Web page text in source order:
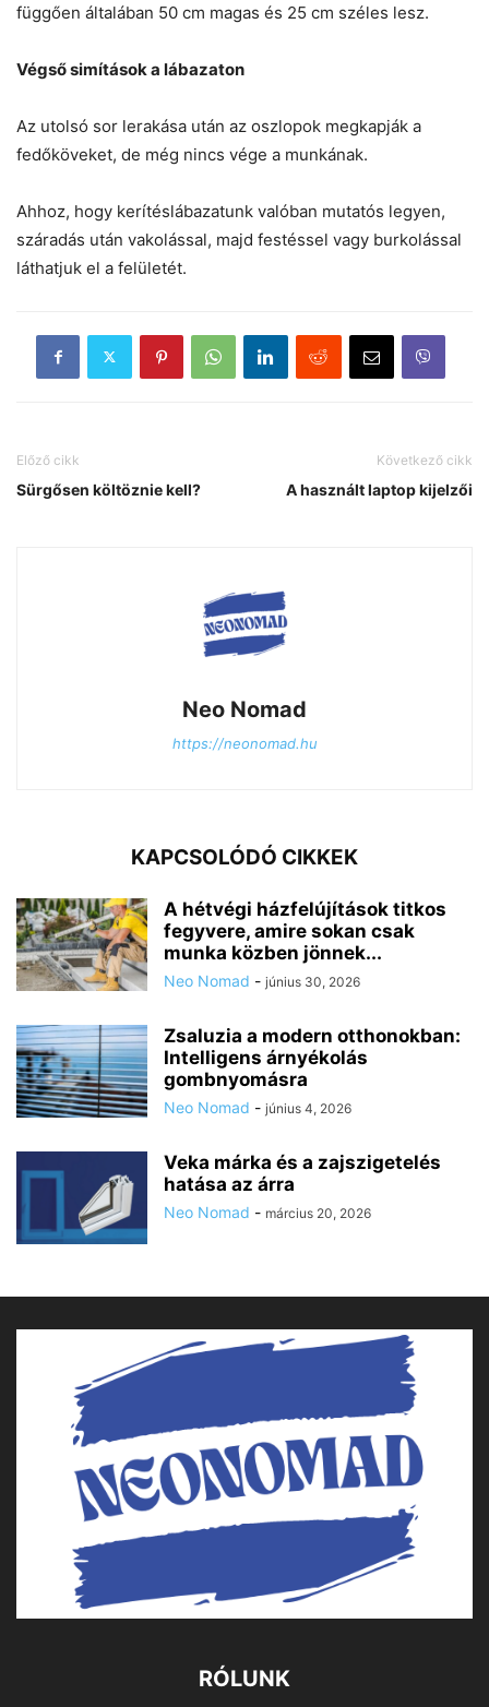
függően általában 50 cm magas és 25 cm széles lesz.
Végső simítások a lábazaton
Az utolsó sor lerakása után az oszlopok megkapják a
fedőköveket, de még nincs vége a munkának.
Ahhoz, hogy kerítéslábazatunk valóban mutatós legyen,
száradás után vakolással, majd festéssel vagy burkolással
láthatjuk el a felületét.
Előző cikk
Sürgősen költöznie kell?
Következő cikk
A használt laptop kijelzői
Neo Nomad
https://neonomad.hu
KAPCSOLÓDÓ CIKKEK
A hétvégi házfelújítások titkos
fegyvere, amire sokan csak
munka közben jönnek...
Neo Nomad - június 30, 2026
Zsaluzia a modern otthonokban:
Intelligens árnyékolás
gombnyomásra
Neo Nomad - június 4, 2026
Veka márka és a zajszigetelés
hatása az árra
Neo Nomad - március 20, 2026
RÓLUNK